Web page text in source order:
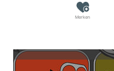
Merken